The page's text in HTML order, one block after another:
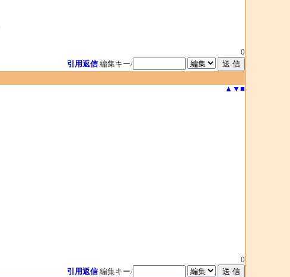
0
引用返信 編集キー/
▲ ▼ ■
0
引用返信 編集キー/